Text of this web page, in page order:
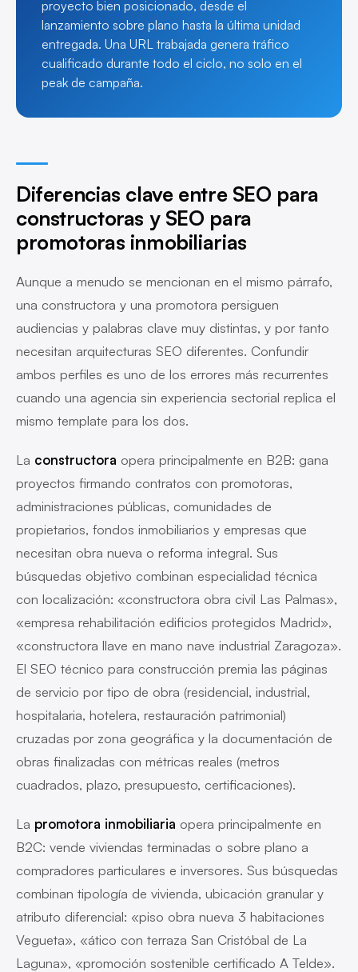
proyecto bien posicionado, desde el
lanzamiento sobre plano hasta la última unidad
entregada. Una URL trabajada genera tráfico
cualificado durante todo el ciclo, no solo en el
peak de campaña.
Diferencias clave entre SEO para
constructoras y SEO para
promotoras inmobiliarias
Aunque a menudo se mencionan en el mismo párrafo,
una constructora y una promotora persiguen
audiencias y palabras clave muy distintas, y por tanto
necesitan arquitecturas SEO diferentes. Confundir
ambos perfiles es uno de los errores más recurrentes
cuando una agencia sin experiencia sectorial replica el
mismo template para los dos.
La constructora opera principalmente en B2B: gana
proyectos firmando contratos con promotoras,
administraciones públicas, comunidades de
propietarios, fondos inmobiliarios y empresas que
necesitan obra nueva o reforma integral. Sus
búsquedas objetivo combinan especialidad técnica
con localización: «constructora obra civil Las Palmas»,
«empresa rehabilitación edificios protegidos Madrid»,
«constructora llave en mano nave industrial Zaragoza».
El SEO técnico para construcción premia las páginas
de servicio por tipo de obra (residencial, industrial,
hospitalaria, hotelera, restauración patrimonial)
cruzadas por zona geográfica y la documentación de
obras finalizadas con métricas reales (metros
cuadrados, plazo, presupuesto, certificaciones).
La promotora inmobiliaria opera principalmente en
B2C: vende viviendas terminadas o sobre plano a
compradores particulares e inversores. Sus búsquedas
combinan tipología de vivienda, ubicación granular y
atributo diferencial: «piso obra nueva 3 habitaciones
Vegueta», «ático con terraza San Cristóbal de La
Laguna», «promoción sostenible certificado A Telde».